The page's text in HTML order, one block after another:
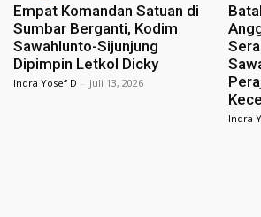
Empat Komandan Satuan di
Sumbar Berganti, Kodim
Sawahlunto-Sijunjung
Dipimpin Letkol Dicky
Indra Yosef D - Juli 13, 2026
Indra